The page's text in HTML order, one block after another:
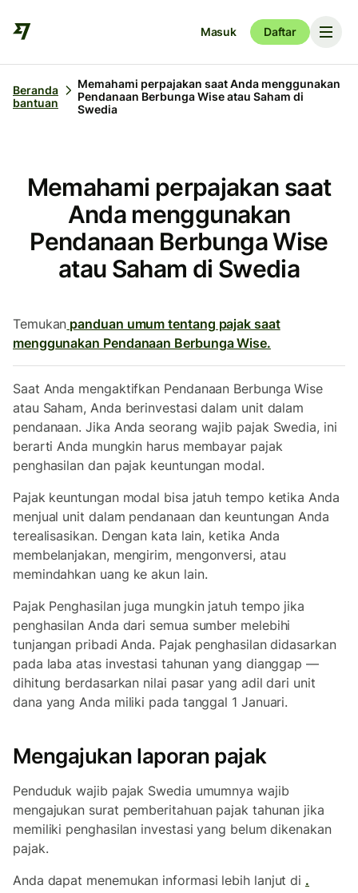
Masuk Daftar
Beranda
bantuan
Memahami perpajakan saat Anda menggunakan
Pendanaan Berbunga Wise atau Saham di
Swedia
Memahami perpajakan saat
Anda menggunakan
Pendanaan Berbunga Wise
atau Saham di Swedia
Temukan panduan umum tentang pajak saat
menggunakan Pendanaan Berbunga Wise.
Saat Anda mengaktifkan Pendanaan Berbunga Wise
atau Saham, Anda berinvestasi dalam unit dalam
pendanaan. Jika Anda seorang wajib pajak Swedia, ini
berarti Anda mungkin harus membayar pajak
penghasilan dan pajak keuntungan modal.
Pajak keuntungan modal bisa jatuh tempo ketika Anda
menjual unit dalam pendanaan dan keuntungan Anda
terealisasikan. Dengan kata lain, ketika Anda
membelanjakan, mengirim, mengonversi, atau
memindahkan uang ke akun lain.
Pajak Penghasilan juga mungkin jatuh tempo jika
penghasilan Anda dari semua sumber melebihi
tunjangan pribadi Anda. Pajak penghasilan didasarkan
pada laba atas investasi tahunan yang dianggap —
dihitung berdasarkan nilai pasar yang adil dari unit
dana yang Anda miliki pada tanggal 1 Januari.
Mengajukan laporan pajak
Penduduk wajib pajak Swedia umumnya wajib
mengajukan surat pemberitahuan pajak tahunan jika
memiliki penghasilan investasi yang belum dikenakan
pajak.
Anda dapat menemukan informasi lebih lanjut di .